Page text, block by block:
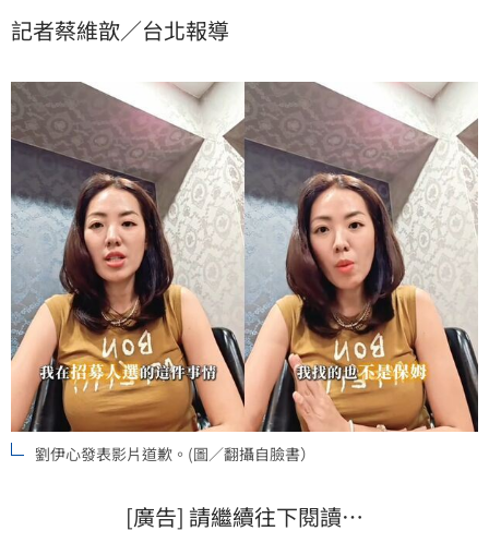
了。蔡維歆
記者蔡維歆／台北報導
劉伊心發表影片道歉。(圖／翻攝自臉書）
[廣告] 請繼續往下閱讀…